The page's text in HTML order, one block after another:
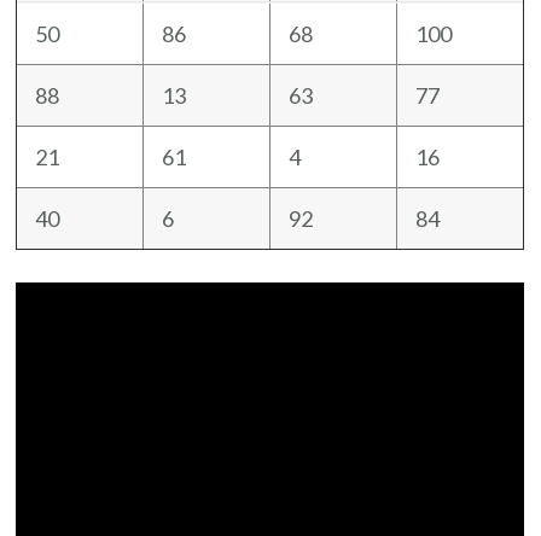
50 86 68 100
88 13 63 77
21 61 4 16
40 6 92 84